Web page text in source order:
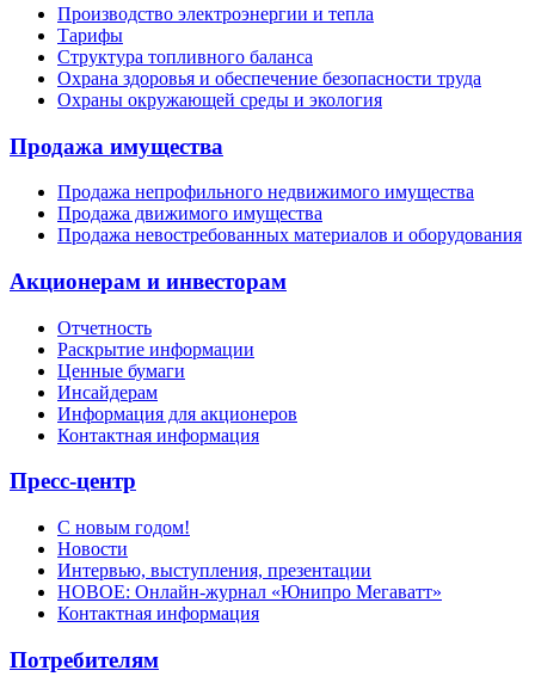
Производство электроэнергии и тепла
Тарифы
Структура топливного баланса
Охрана здоровья и обеспечение безопасности труда
Охраны окружающей среды и экология
Продажа имущества
Продажа непрофильного недвижимого имущества
Продажа движимого имущества
Продажа невостребованных материалов и оборудования
Акционерам и инвесторам
Отчетность
Раскрытие информации
Ценные бумаги
Инсайдерам
Информация для акционеров
Контактная информация
Пресс-центр
С новым годом!
Новости
Интервью, выступления, презентации
НОВОЕ: Онлайн-журнал «Юнипро Мегаватт»
Контактная информация
Потребителям